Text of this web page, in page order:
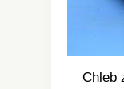
Chleb